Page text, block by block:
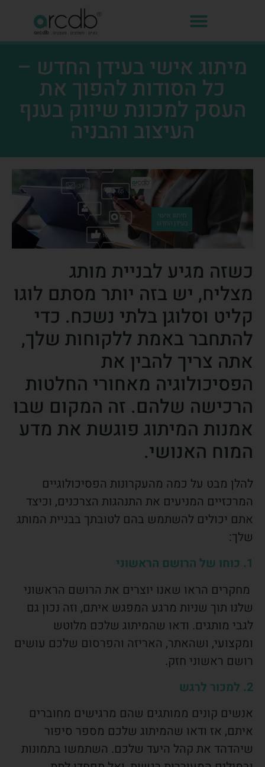
מיתוג אישי בעידן החדש –
כל הסודות להפוך את
העסק למכונת שיווק בענף
העיצוב והבניה
כשזה מגיע לבניית מותג
מצליח, יש בזה יותר מסתם לוגו
קליט וסלוגן בלתי נשכח. כדי
להתחבר באמת ללקוחות שלך,
אתה צריך להבין את
הפסיכולוגיה מאחורי החלטות
הרכישה שלהם. זה המקום שבו
אמנות המיתוג פוגשת את מדע
המוח האנושי.
להלן מבט על כמה מהעקרונות הפסיכולוגיים
המרכזיים המניעים את התנהגות הצרכנים, וכיצד
אתם יכולים להשתמש בהם לטובתך בבניית המותג
שלך:
1. כוחו של הרושם הראשוני
מחקרים הראו שאנו יוצרים את הרושם הראשוני
שלנו תוך שניות מרגע המפגש איתם, וזה נכון גם
לגבי מותגים. ודאו שהמיתוג שלכם מלוטש
ומקצועי, ושהאתר, האריזה והפרסום שלכם עושים
רושם ראשוני חזק.
2. למכור לרגש
אנשים קונים ממותגים שהם מרגישים מחוברים
איתם, אז ודאו שהמיתוג שלכם מספר סיפור
שיהדהד את קהל היעד שלכם. השתמשו בתמונות